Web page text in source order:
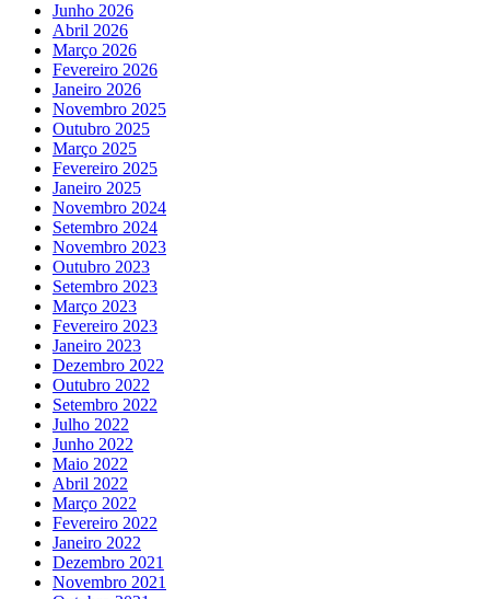
Junho 2026
Abril 2026
Março 2026
Fevereiro 2026
Janeiro 2026
Novembro 2025
Outubro 2025
Março 2025
Fevereiro 2025
Janeiro 2025
Novembro 2024
Setembro 2024
Novembro 2023
Outubro 2023
Setembro 2023
Março 2023
Fevereiro 2023
Janeiro 2023
Dezembro 2022
Outubro 2022
Setembro 2022
Julho 2022
Junho 2022
Maio 2022
Abril 2022
Março 2022
Fevereiro 2022
Janeiro 2022
Dezembro 2021
Novembro 2021